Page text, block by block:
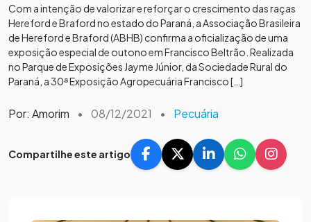
Com a intenção de valorizar e reforçar o crescimento das raças
Hereford e Braford no estado do Paraná, a Associação Brasileira
de Hereford e Braford (ABHB) confirma a oficialização de uma
exposição especial de outono em Francisco Beltrão. Realizada
no Parque de Exposições Jayme Júnior, da Sociedade Rural do
Paraná, a 30ª Exposição Agropecuária Francisco […]
Por: Amorim • 08/12/2021 • Pecuária
Compartilhe este artigo